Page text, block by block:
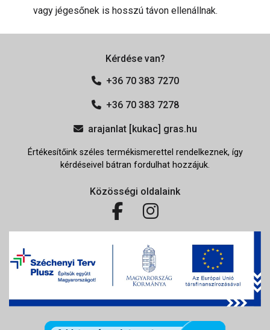
vagy jégesőnek is hosszú távon ellenállnak.
Kérdése van?
+36 70 383 7270
+36 70 383 7278
arajanlat [kukac] gras.hu
Értékesítőink széles termékismerettel rendelkeznek, így
kérdéseivel bátran fordulhat hozzájuk.
Közösségi oldalaink